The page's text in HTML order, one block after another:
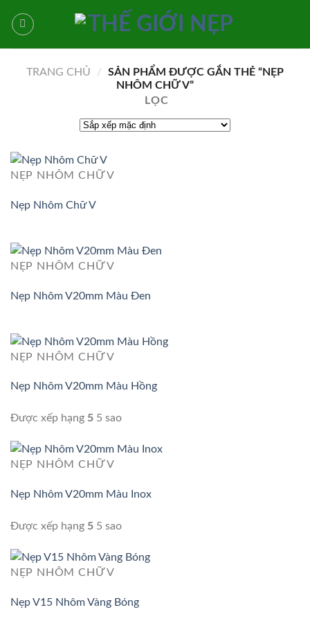
qua
TRANG CHỦ
/
SẢN PHẨM ĐƯỢC GẮN THẺ “NẸP
NHÔM CHỮ V”
LỌC
NẸP NHÔM CHỮ V
Nẹp Nhôm Chữ V
NẸP NHÔM CHỮ V
Nẹp Nhôm V20mm Màu Đen
NẸP NHÔM CHỮ V
Nẹp Nhôm V20mm Màu Hồng
Được xếp hạng 55 sao
NẸP NHÔM CHỮ V
Nẹp Nhôm V20mm Màu Inox
Được xếp hạng 55 sao
NẸP NHÔM CHỮ V
Nẹp V15 Nhôm Vàng Bóng